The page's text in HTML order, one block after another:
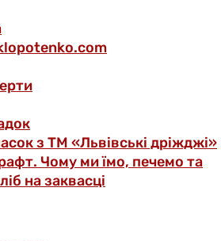
з ТМ «Львівські дріжджі»
Чому ми їмо, печемо та
на заквасці